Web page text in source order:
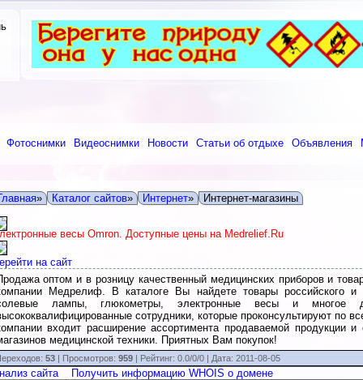
Фотоснимки Видеоснимки Новости Статьи об отдыхе Объявления
» Каталог сайтов» Интернет» Интернет-магазины
весы Omron. Доступные цены на Medrelief.Ru
на сайт
оптом и в розницу качественный медицинских приборов и
Медрелиф. В каталоге Вы найдете товары российского и
лампы, глюкометры, электронные весы и многое
сотрудники, которые проконсультируют по
входит расширение ассортимента продаваемой продукции и
медицинской техники. Приятных Вам покупок!
53| Просмотров: 959| Рейтинг: 0.0/0/0 | Дата: 2011-08-05
сайта
Получить информацию WHOIS о домене